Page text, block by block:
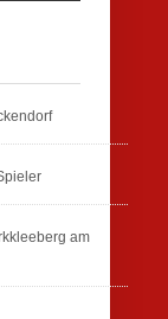
am